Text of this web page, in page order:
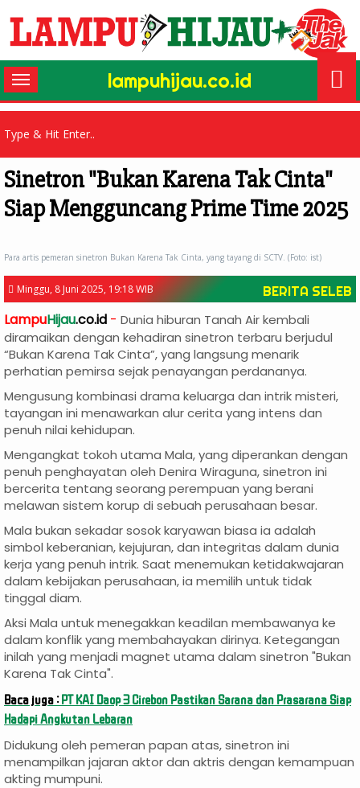
lampuhijau.co.id
Toggle
navigation
Sinetron "Bukan Karena Tak Cinta"
Siap Mengguncang Prime Time 2025
Para artis pemeran sinetron Bukan Karena Tak Cinta, yang tayang di SCTV. (Foto: ist)
Minggu, 8 Juni 2025, 19:18 WIB BERITA SELEB
LampuHijau.co.id - Dunia hiburan Tanah Air kembali
diramaikan dengan kehadiran sinetron terbaru berjudul
“Bukan Karena Tak Cinta”, yang langsung menarik
perhatian pemirsa sejak penayangan perdananya.
Mengusung kombinasi drama keluarga dan intrik misteri,
tayangan ini menawarkan alur cerita yang intens dan
penuh nilai kehidupan.
Mengangkat tokoh utama Mala, yang diperankan dengan
penuh penghayatan oleh Denira Wiraguna, sinetron ini
bercerita tentang seorang perempuan yang berani
melawan sistem korup di sebuah perusahaan besar.
Mala bukan sekadar sosok karyawan biasa ia adalah
simbol keberanian, kejujuran, dan integritas dalam dunia
kerja yang penuh intrik. Saat menemukan ketidakwajaran
dalam kebijakan perusahaan, ia memilih untuk tidak
tinggal diam.
Aksi Mala untuk menegakkan keadilan membawanya ke
dalam konflik yang membahayakan dirinya. Ketegangan
inilah yang menjadi magnet utama dalam sinetron "Bukan
Karena Tak Cinta".
Baca juga :PT KAI Daop 3 Cirebon Pastikan Sarana dan Prasarana Siap
Hadapi Angkutan Lebaran
Didukung oleh pemeran papan atas, sinetron ini
menampilkan jajaran aktor dan aktris dengan kemampuan
akting mumpuni.